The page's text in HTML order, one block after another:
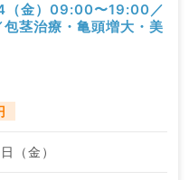
（金）09:00〜19:00／
茎治療・亀頭増大・美
（金）